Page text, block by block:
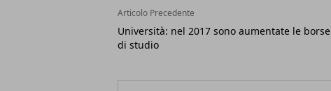
Articolo Precedente
Università: nel 2017 sono aumentate le borse
di studio